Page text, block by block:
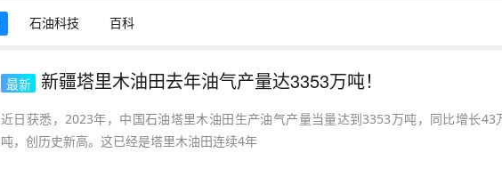
石油科技 百科
最新 新疆塔里木油田去年油气产量达3353万吨！
近日获悉，2023年，中国石油塔里木油田生产油气产量当量达到3353万吨，同比增长43
吨，创历史新高。这已经是塔里木油田连续4年